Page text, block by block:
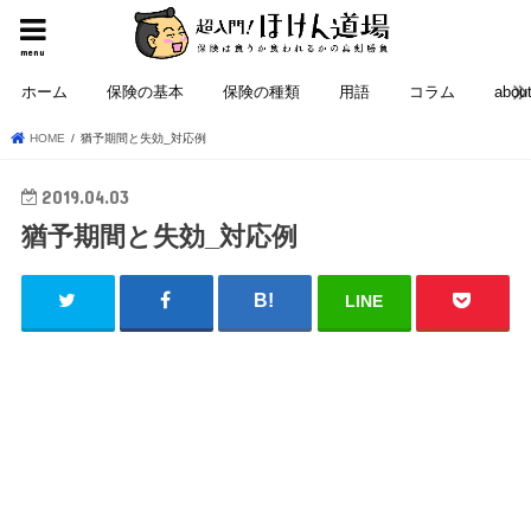
menu
ホーム 保険の基本 保険の種類 用語 コラム about
HOME 猶予期間と失効_対応例
2019.04.03
猶予期間と失効_対応例
LINE